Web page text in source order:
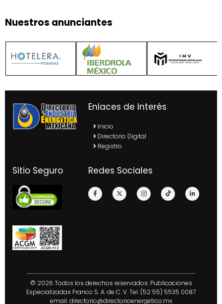
Nuestros anunciantes
Enlaces de Interés
Inicio
Directorio Digital
Registro
Sitio Seguro Redes Sociales
© 2026 Todos los derechos reservados: Publicaciones
Especializadas Franco S. A. de C. V. Tel. (52 55) 5535 0087
email:directorio@directorioenergetico.mx